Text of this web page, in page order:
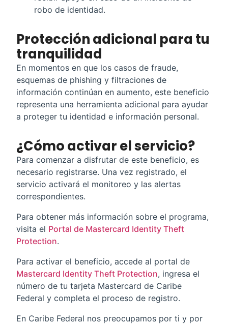
robo de identidad.
Protección adicional para tu
tranquilidad
En momentos en que los casos de fraude,
esquemas de phishing y filtraciones de
información continúan en aumento, este beneficio
representa una herramienta adicional para ayudar
a proteger tu identidad e información personal.
¿Cómo activar el servicio?
Para comenzar a disfrutar de este beneficio, es
necesario registrarse. Una vez registrado, el
servicio activará el monitoreo y las alertas
correspondientes.
Para obtener más información sobre el programa,
visita el Portal de Mastercard Identity Theft
Protection.
Para activar el beneficio, accede al portal de
Mastercard Identity Theft Protection, ingresa el
número de tu tarjeta Mastercard de Caribe
Federal y completa el proceso de registro.
En Caribe Federal nos preocupamos por ti y por